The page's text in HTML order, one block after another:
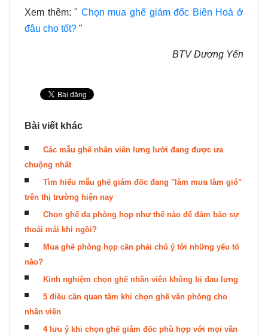
Xem thêm: " Chọn mua ghế giám đốc Biên Hoà ở
đâu cho tốt? "
BTV Dương Yến
Bài viết khác
Các mẫu ghế nhân viên lưng lưới đang được ưa
chuộng nhất
Tìm hiểu mẫu ghế giám đốc đang "làm mưa làm gió"
trên thị trường hiện nay
Chọn ghế da phòng họp như thế nào để đảm bảo sự
thoải mái khi ngồi?
Mua ghế phòng họp cần phải chú ý tới những yếu tố
nào?
Kinh nghiệm chọn ghế nhân viên không bị đau lưng
5 điều cần quan tâm khi chọn ghế văn phòng cho
nhân viên
4 lưu ý khi chọn ghế giám đốc phù hợp với mọi văn